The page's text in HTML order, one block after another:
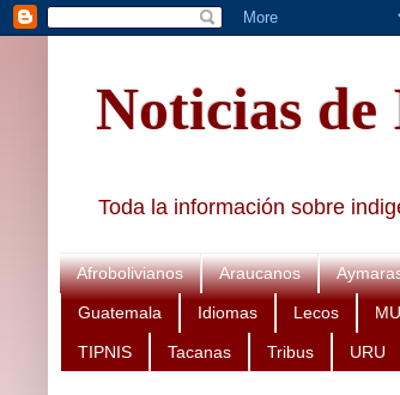
Noticias de
Toda la información sobre
Afrobolivianos Araucanos
Guatemala Idiomas Lecos
TIPNIS Tacanas Tribus URU